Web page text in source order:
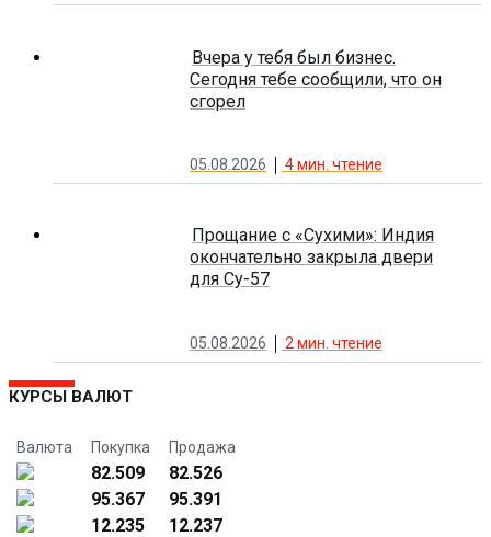
Вчера у тебя был бизнес.
Сегодня тебе сообщили, что он
сгорел
05.08.2026 4мин. чтение
Прощание с «Сухими»: Индия
окончательно закрыла двери
для Су-57
05.08.2026 2 мин. чтение
КУРСЫ ВАЛЮТ
Валюта Покупка Продажа
82.509
82.526
95.367
95.391
12.235
12.237